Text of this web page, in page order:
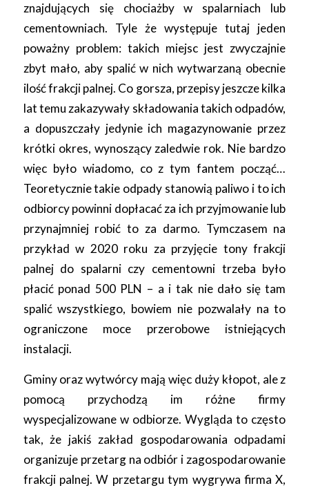
znajdujących się chociażby w spalarniach lub
cementowniach. Tyle że występuje tutaj jeden
poważny problem: takich miejsc jest zwyczajnie
zbyt mało, aby spalić w nich wytwarzaną obecnie
ilość frakcji palnej. Co gorsza, przepisy jeszcze kilka
lat temu zakazywały składowania takich odpadów,
a dopuszczały jedynie ich magazynowanie przez
krótki okres, wynoszący zaledwie rok. Nie bardzo
więc było wiadomo, co z tym fantem począć…
Teoretycznie takie odpady stanowią paliwo i to ich
odbiorcy powinni dopłacać za ich przyjmowanie lub
przynajmniej robić to za darmo. Tymczasem na
przykład w 2020 roku za przyjęcie tony frakcji
palnej do spalarni czy cementowni trzeba było
płacić ponad 500 PLN – a i tak nie dało się tam
spalić wszystkiego, bowiem nie pozwalały na to
ograniczone moce przerobowe istniejących
instalacji.
Gminy oraz wytwórcy mają więc duży kłopot, ale z
pomocą przychodzą im różne firmy
wyspecjalizowane w odbiorze. Wygląda to często
tak, że jakiś zakład gospodarowania odpadami
organizuje przetarg na odbiór i zagospodarowanie
frakcji palnej. W przetargu tym wygrywa firma X,